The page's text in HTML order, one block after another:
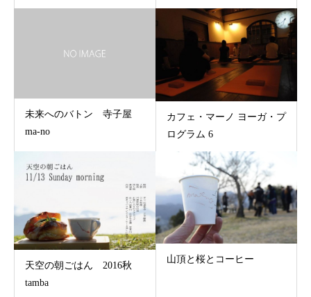
未来へのバトン 寺子屋
ma-no
カフェ・マーノ ヨーガ・プ
ログラム 6
天空の朝ごはん 2016秋
tamba
山頂と桜とコーヒー